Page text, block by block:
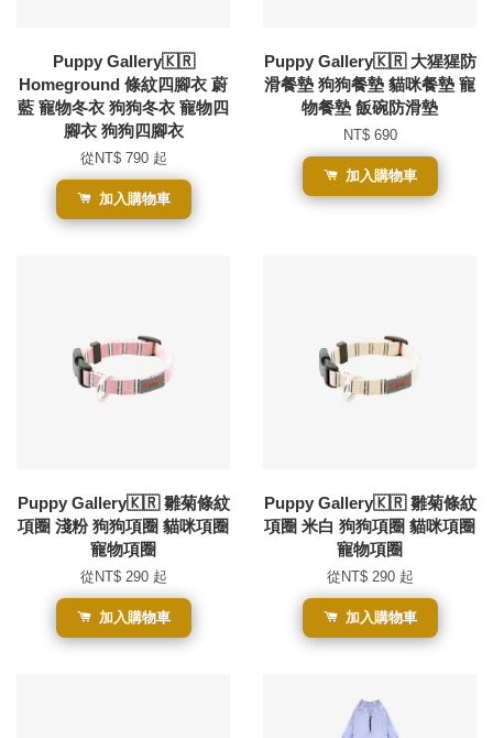
Puppy Gallery🇰🇷
Homeground 條紋四腳衣 蔚
藍 寵物冬衣 狗狗冬衣 寵物四
腳衣 狗狗四腳衣
從 NT$ 790 起
加入購物車
Puppy Gallery🇰🇷 大猩猩防
滑餐墊 狗狗餐墊 貓咪餐墊 寵
物餐墊 飯碗防滑墊
NT$ 690
加入購物車
Puppy Gallery🇰🇷 雛菊條紋
項圈 淺粉 狗狗項圈 貓咪項圈
寵物項圈
從 NT$ 290 起
加入購物車
Puppy Gallery🇰🇷 雛菊條紋
項圈 米白 狗狗項圈 貓咪項圈
寵物項圈
從 NT$ 290 起
加入購物車